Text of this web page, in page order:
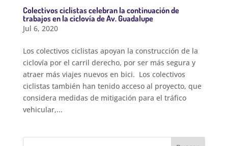
Colectivos ciclistas celebran la continuación de
trabajos en la ciclovía de Av. Guadalupe
Jul 6, 2020
Los colectivos ciclistas apoyan la construcción de la
ciclovía por el carril derecho, por ser más segura y
atraer más viajes nuevos en bici. Los colectivos
ciclistas también han tenido acceso al proyecto, que
considera medidas de mitigación para el tráfico
vehicular,...